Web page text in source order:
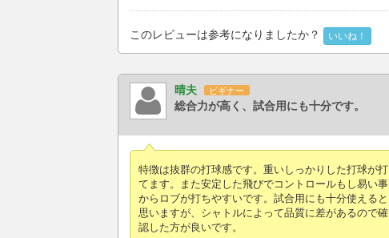
このレビューは参考になりましたか？ いいね！
晴夫 ビギナー
総合力が高く、試合用にも十分です。
特徴は抜群の打球感です。重いしっかりした打球が打
てます。また安定した飛びでコントロールもし易い事
からロブが打ちやすいです。試合用にも十分使えると
思いますが、シャトルによって品質に差があるので確
認した方が良いです。